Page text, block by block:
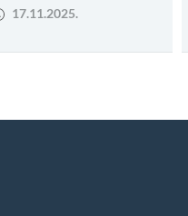
17.11.2025.